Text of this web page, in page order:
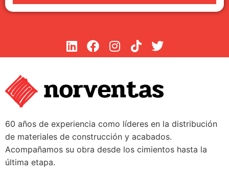
60 años de experiencia como líderes en la distribución
de materiales de construcción y acabados.
Acompañamos su obra desde los cimientos hasta la
última etapa.